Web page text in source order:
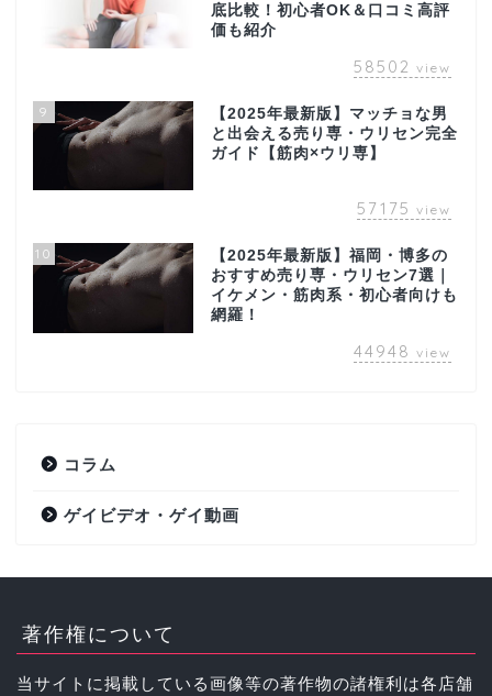
底比較！初心者OK＆口コミ高評
価も紹介
58502 view
9
【2025年最新版】マッチョな男
と出会える売り専・ウリセン完全
ガイド【筋肉×ウリ専】
57175 view
10
【2025年最新版】福岡・博多の
おすすめ売り専・ウリセン7選｜
イケメン・筋肉系・初心者向けも
網羅！
44948 view
コラム
ゲイビデオ・ゲイ動画
著作権について
当サイトに掲載している画像等の著作物の諸権利は各店舗